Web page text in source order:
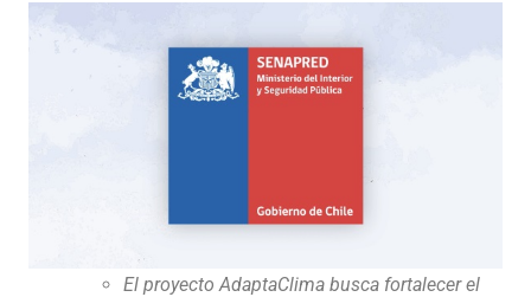
El proyecto AdaptaClima busca fortalecer el